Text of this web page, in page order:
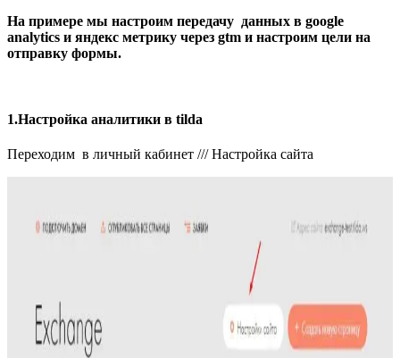
На примере мы настроим передачу данных в google
analytics и яндекс метрику через gtm и настроим цели на
отправку формы.
1.Настройка аналитики в tilda
Переходим в личный кабинет /// Настройка сайта